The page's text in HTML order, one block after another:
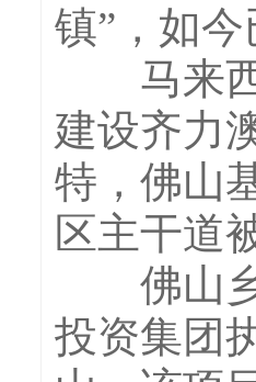
镇”，如
马来西
建设齐力
特，佛山
区主干道
佛山乡
投资集团